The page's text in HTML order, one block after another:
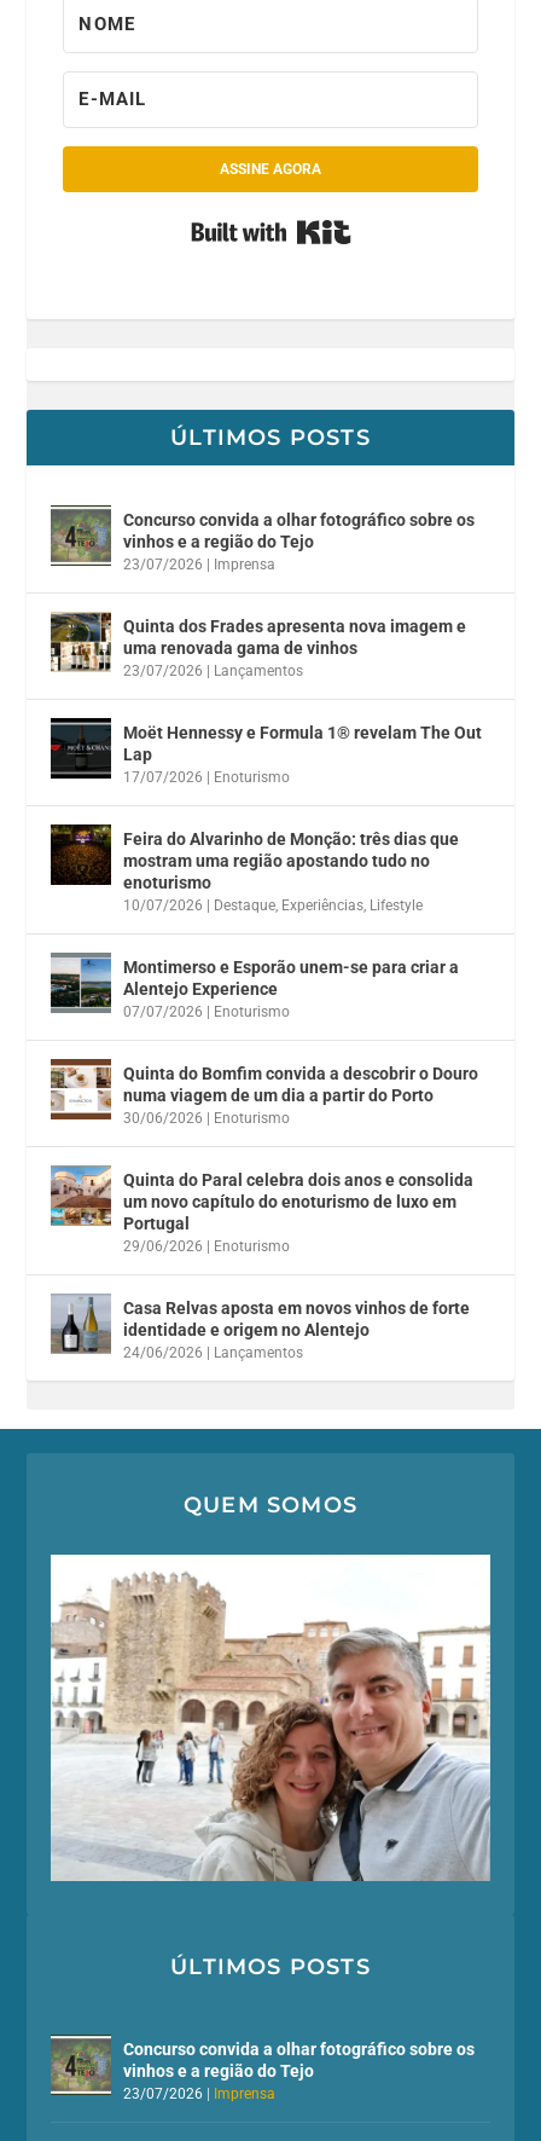
ASSINE AGORA
ÚLTIMOS POSTS
Concurso convida a olhar fotográfico sobre os
vinhos e a região do Tejo
23/07/2026 | Imprensa
Quinta dos Frades apresenta nova imagem e
uma renovada gama de vinhos
23/07/2026 | Lançamentos
Moët Hennessy e Formula 1® revelam The Out
Lap
17/07/2026 | Enoturismo
Feira do Alvarinho de Monção: três dias que
mostram uma região apostando tudo no
enoturismo
10/07/2026 | Destaque Experiências Lifestyle
Montimerso e Esporão unem-se para criar a
Alentejo Experience
07/07/2026 | Enoturismo
Quinta do Bomfim convida a descobrir o Douro
numa viagem de um dia a partir do Porto
30/06/2026 | Enoturismo
Quinta do Paral celebra dois anos e consolida
um novo capítulo do enoturismo de luxo em
Portugal
29/06/2026 | Enoturismo
Casa Relvas aposta em novos vinhos de forte
identidade e origem no Alentejo
24/06/2026 | Lançamentos
QUEM SOMOS
ÚLTIMOS POSTS
Concurso convida a olhar fotográfico sobre os
vinhos e a região do Tejo
23/07/2026 Imprensa